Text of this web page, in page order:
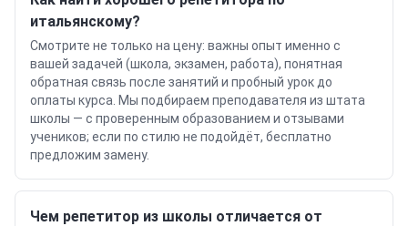
итальянскому?
Смотрите не только на цену: важны опыт именно с
вашей задачей (школа, экзамен, работа), понятная
обратная связь после занятий и пробный урок до
оплаты курса. Мы подбираем преподавателя из штата
школы — с проверенным образованием и отзывами
учеников; если по стилю не подойдёт, бесплатно
предложим замену.
Чем репетитор из школы отличается от